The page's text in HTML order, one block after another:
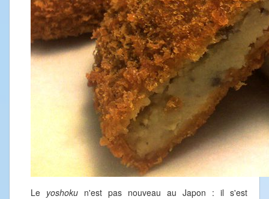
Le yoshoku n'est pas nouveau au Japon : il s'est